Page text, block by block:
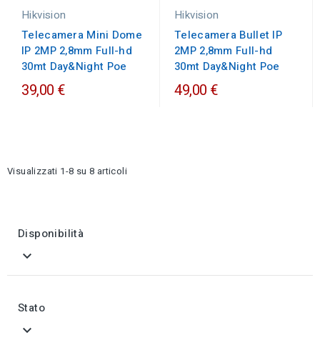
Hikvision
Telecamera Mini Dome
IP 2MP 2,8mm Full-hd
30mt Day&Night Poe
39,00 €
Hikvision
Telecamera Bullet IP
2MP 2,8mm Full-hd
30mt Day&Night Poe
49,00 €
Visualizzati 1-8 su 8 articoli
Disponibilità

Stato
